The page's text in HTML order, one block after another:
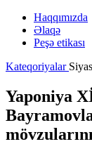
Haqqımızda
Əlaqə
Peşə etikası
Kateqoriyalar
Yaponiya
Bayramovla